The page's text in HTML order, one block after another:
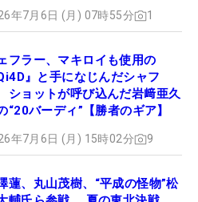
年7月6日 (月) 07時55分 1
フラー、マキロイも使用の
Qi4D』と手になじんだシャフ
ショットが呼び込んだ岩﨑亜久
“20バーディ”【勝者のギア】
年7月6日 (月) 15時02分 9
蓮、丸山茂樹、“平成の怪物”松